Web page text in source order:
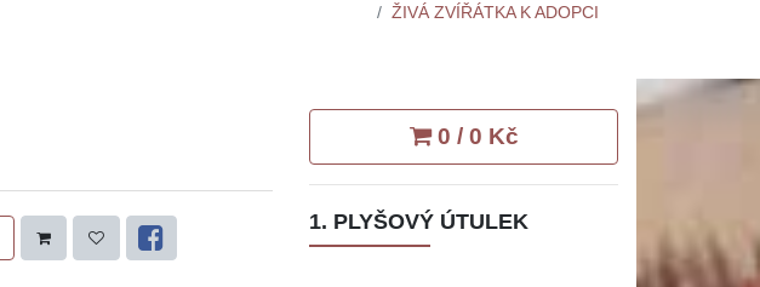
ŽIVÁ ZVÍŘÁTKA K ADOPCI
0 / 0 Kč
1. PLYŠOVÝ ÚTULEK